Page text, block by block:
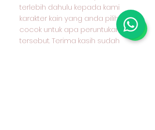
terlebih dahulu kepada kami
karakter kain yang anda pilih dan
cocok untuk apa peruntukan kain
tersebut. Terima kasih sudah